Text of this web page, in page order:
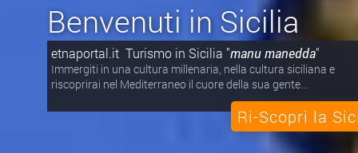
Benvenuti in Sicilia
etnaportal.it Turismo in Sicilia "manu manedda"
Immergiti in una cultura millenaria, nella cultura siciliana e
riscoprirai nel Mediterraneo il cuore della sua gente...